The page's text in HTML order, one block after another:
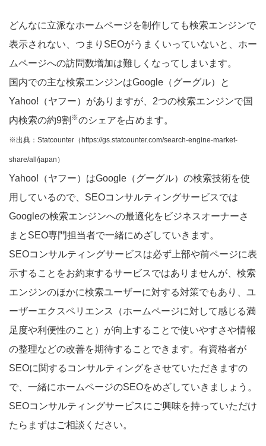
どんなに立派なホームページを制作しても検索エンジンで
表示されない、つまりSEOがうまくいっていないと、ホー
ムページへの訪問数増加は難しくなってしまいます。
国内での主な検索エンジンはGoogle（グーグル）と
Yahoo!（ヤフー）がありますが、2つの検索エンジンで国
内検索の約9割 ※のシェアを占めます。
※出典：Statcounter（https://gs.statcounter.com/search-engine-market-
share/all/japan）
Yahoo!（ヤフー）はGoogle（グーグル）の検索技術を使
用しているので、SEOコンサルティングサービスでは
Googleの検索エンジンへの最適化をビジネスオーナーさ
まとSEO専門担当者で一緒にめざしていきます。
SEOコンサルティングサービスは必ず上部や前ページに表
示することをお約束するサービスではありませんが、検索
エンジンのほかに検索ユーザーに対する対策でもあり、ユ
ーザーエクスペリエンス（ホームページに対して感じる満
足度や利便性のこと）が向上することで使いやすさや情報
の整理などの改善を期待することできます。有資格者が
SEOに関するコンサルティングをさせていただきますの
で、一緒にホームページのSEOをめざしていきましょう。
SEOコンサルティングサービスにご興味を持っていただけ
たらまずはご相談ください。